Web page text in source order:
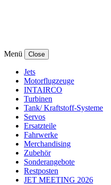
Menü Close
Jets
Motorflugzeuge
INTAIRCO
Turbinen
Tank/ Kraftstoff-Systeme
Servos
Ersatzteile
Fahrwerke
Merchandising
Zubehör
Sonderangebote
Restposten
JET MEETING 2026